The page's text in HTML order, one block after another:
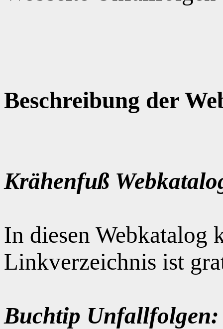
Beschreibung der
Krähenfuß
In diesen Webkatalog
Linkverzeichnis ist
Buchtip Unfallfolgen: